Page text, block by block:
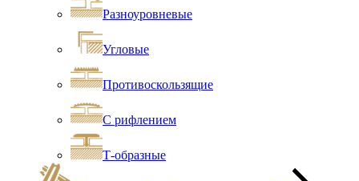
Разноуровневые
Угловые
Противоскользящие
С рифлением
Т-образные